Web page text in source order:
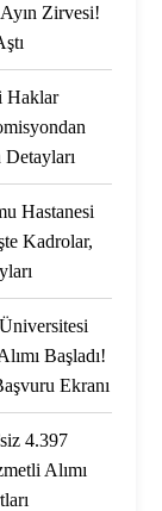
Zirvesi!
Haklar
Hastanesi
Kadrolar,
Başladı!
Ekranı
4.397
Alımı